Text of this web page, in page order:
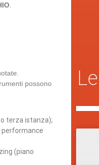
.
possono
terza istanza);
performance
(piano